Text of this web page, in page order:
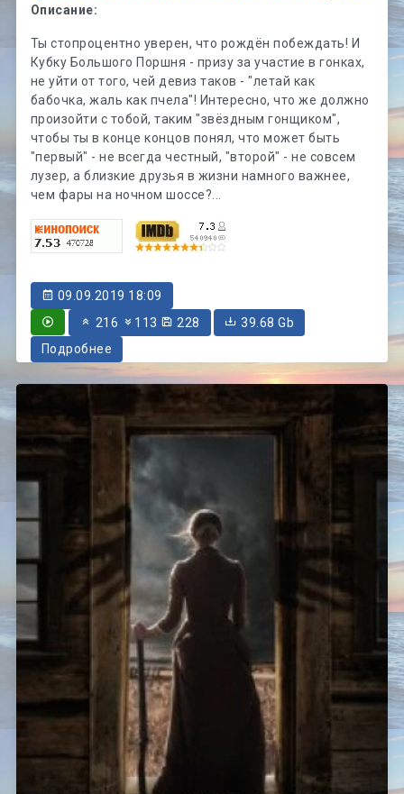
Описание:
Ты стопроцентно уверен, что рождён побеждать! И
Кубку Большого Поршня - призу за участие в гонках,
не уйти от того, чей девиз таков - "летай как
бабочка, жаль как пчела"! Интересно, что же должно
произойти с тобой, таким "звёздным гонщиком",
чтобы ты в конце концов понял, что может быть
"первый" - не всегда честный, "второй" - не совсем
лузер, а близкие друзья в жизни намного важнее,
чем фары на ночном шоссе?...
09.09.2019 18:09
216
113 228
39.68 Gb
Подробнее